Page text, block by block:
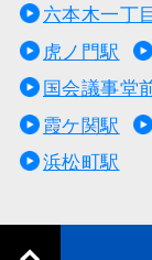
六本木一丁
虎ノ門駅
国会議事堂
霞ケ関駅
浜松町駅